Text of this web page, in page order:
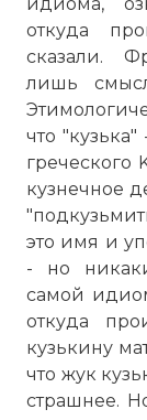
откуда
сказали.
лишь смысл
что
греческого
кузнечное
это имя и
- но
самой
откуда
кузькину
что жук
страшнее.